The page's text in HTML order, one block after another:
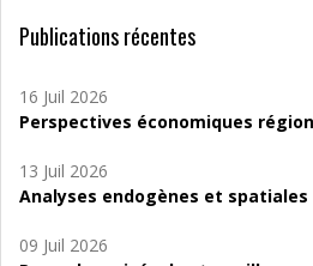
Publications récentes
16 Juil 2026
Perspectives économiques
13 Juil 2026
Analyses endogènes et spatiales
09 Juil 2026